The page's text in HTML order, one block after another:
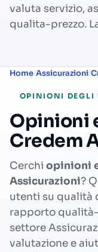
valuta servizio,
qualita-prezzo.
Home Assicurazioni
OPINIONI DEGLI
Opinioni
Credem
Cerchi opinioni
Assicurazioni?
utenti su qualità
rapporto
settore
valutazione e